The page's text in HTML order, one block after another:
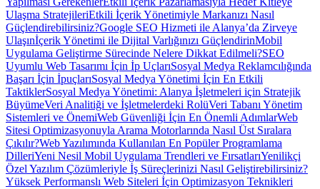
Ulaşma StratejileriEtkili İçerik Yönetimiyle Markanızı Nasıl
Güçlendirebilirsiniz?Google SEO Hizmeti ile Alanya’da Zirveye
Ulaşınİçerik Yönetimi ile Dijital Varlığınızı GüçlendirinMobil
Uygulama Geliştirme Sürecinde Nelere Dikkat Edilmeli?SEO
Uyumlu Web Tasarımı İçin İp UçlarıSosyal Medya Reklamcılığında
Başarı İçin İpuçlarıSosyal Medya Yönetimi İçin En Etkili
TaktiklerSosyal Medya Yönetimi: Alanya İşletmeleri için Stratejik
BüyümeVeri Analitiği ve İşletmelerdeki RolüVeri Tabanı Yönetim
Sistemleri ve ÖnemiWeb Güvenliği İçin En Önemli AdımlarWeb
Sitesi Optimizasyonuyla Arama Motorlarında Nasıl Üst Sıralara
Çıkılır?Web Yazılımında Kullanılan En Popüler Programlama
DilleriYeni Nesil Mobil Uygulama Trendleri ve FırsatlarıYenilikçi
Özel Yazılım Çözümleriyle İş Süreçlerinizi Nasıl Geliştirebilirsiniz?
Yüksek Performanslı Web Siteleri İçin Optimizasyon Teknikleri